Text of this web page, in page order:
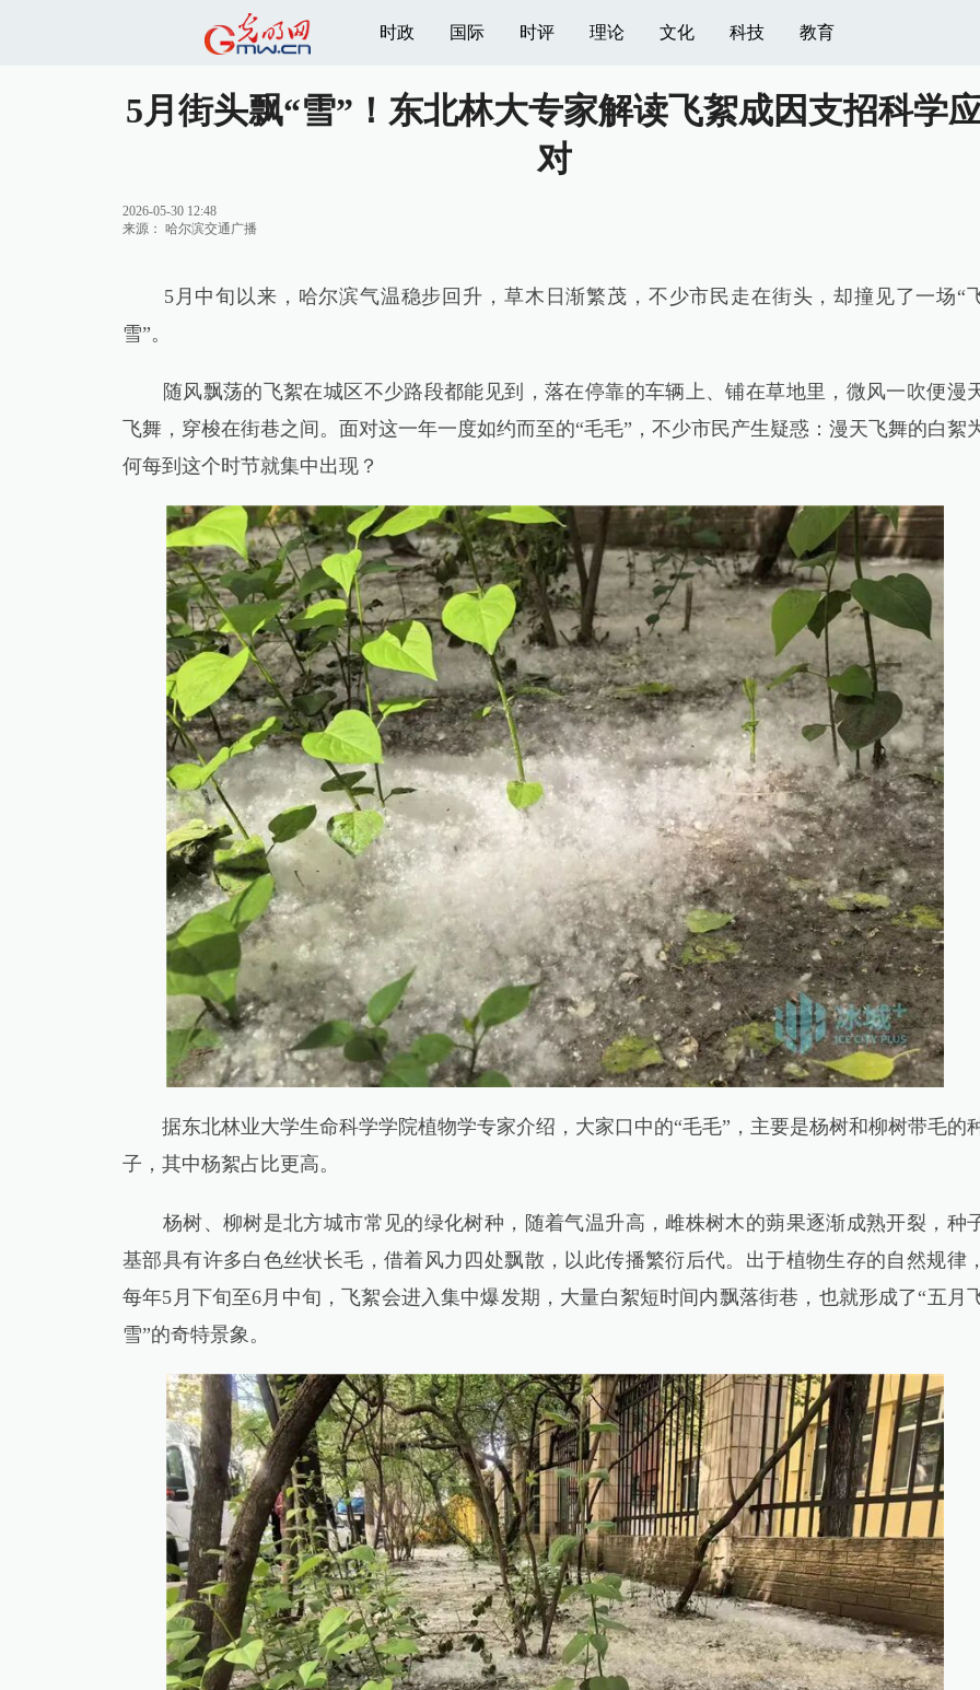
时政 国际 时评 理论 文化 科技 教育
5月街头飘“雪”！东北林大专家解读飞絮成因支招科学
对
2026-05-30 12:48
来源： 哈尔滨交通广播
5月中旬以来，哈尔滨气温稳步回升，草木日渐繁茂，不少市民走在街头，却撞见了一场“
雪”。
随风飘荡的飞絮在城区不少路段都能见到，落在停靠的车辆上、铺在草地里，微风一吹便漫
飞舞，穿梭在街巷之间。面对这一年一度如约而至的“毛毛”，不少市民产生疑惑：漫天飞舞的白絮
何每到这个时节就集中出现？
据东北林业大学生命科学学院植物学专家介绍，大家口中的“毛毛”，主要是杨树和柳树带毛的
子，其中杨絮占比更高。
杨树、柳树是北方城市常见的绿化树种，随着气温升高，雌株树木的蒴果逐渐成熟开裂，种
基部具有许多白色丝状长毛，借着风力四处飘散，以此传播繁衍后代。出于植物生存的自然规律，
每年5月下旬至6月中旬，飞絮会进入集中爆发期，大量白絮短时间内飘落街巷，也就形成了“五月
雪”的奇特景象。